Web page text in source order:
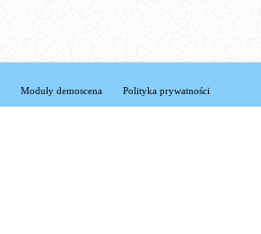
Moduły demoscena Polityka prywatności